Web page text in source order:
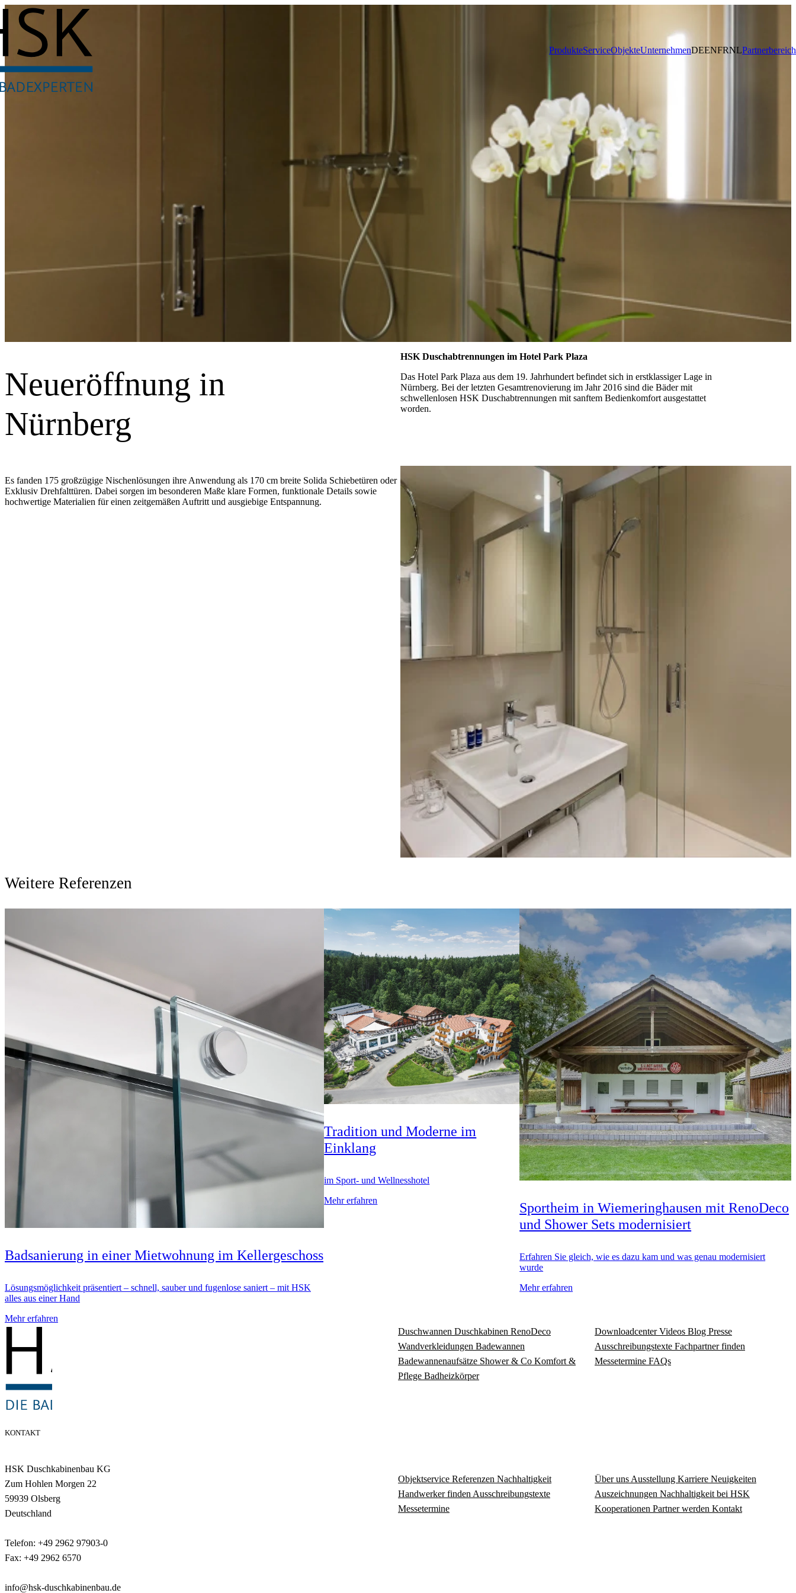
ProdukteServiceObjekteUnternehmenDEENFRNLPartnerbereich
Neueröffnung in
Nürnberg
HSK Duschabtrennungen im Hotel Park Plaza
Das Hotel Park Plaza aus dem 19. Jahrhundert befindet sich in erstklassiger Lage in
Nürnberg. Bei der letzten Gesamtrenovierung im Jahr 2016 sind die Bäder mit
schwellenlosen HSK Duschabtrennungen mit sanftem Bedienkomfort ausgestattet
worden.
Es fanden 175 großzügige Nischenlösungen ihre Anwendung als 170 cm breite Solida Schiebetüren oder
Exklusiv Drehfalttüren. Dabei sorgen im besonderen Maße klare Formen, funktionale Details sowie
hochwertige Materialien für einen zeitgemäßen Auftritt und ausgiebige Entspannung.
Weitere Referenzen
Badsanierung in einer Mietwohnung im Kellergeschoss
Lösungsmöglichkeit präsentiert – schnell, sauber und fugenlose saniert – mit HSK
alles aus einer Hand
Mehr erfahren
Tradition und Moderne im
Einklang
im Sport- und Wellnesshotel
Mehr erfahren
Sportheim in Wiemeringhausen mit RenoDeco
und Shower Sets modernisiert
Erfahren Sie gleich, wie es dazu kam und was genau modernisiert
wurde
Mehr erfahren
KONTAKT
HSK Duschkabinenbau KG
Zum Hohlen Morgen 22
59939 Olsberg
Deutschland
Telefon: +49 2962 97903-0
Fax: +49 2962 6570
info@hsk-duschkabinenbau.de
Duschwannen Duschkabinen RenoDeco
Wandverkleidungen Badewannen
Badewannenaufsätze Shower & Co Komfort &
Pflege Badheizkörper
Download­centerVideos Blog Presse
Ausschreibungstexte Fachpartner finden
Messetermine FAQs
Objektservice Referenzen Nachhaltigkeit
Handwerker finden Ausschreibungstexte
Messetermine
Über uns Ausstellung Karriere Neuigkeiten
Auszeichnungen Nachhaltigkeit bei HSK
Kooperationen Partner werden Kontakt